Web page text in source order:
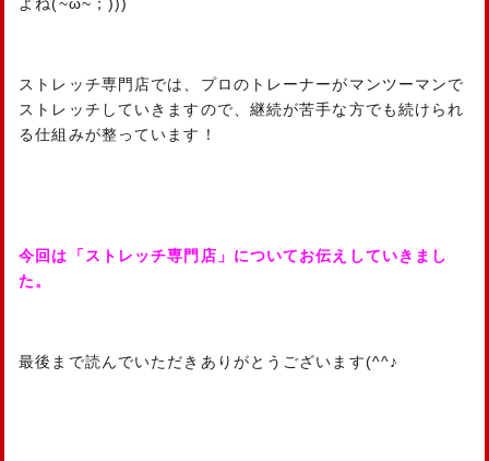
よね(~ω~；)))
ストレッチ専門店では、プロのトレーナーがマンツーマンで
ストレッチしていきますので、継続が苦手な方でも続けられ
る仕組みが整っています！
今回は「ストレッチ専門店」についてお伝えしていきまし
た。
最後まで読んでいただきありがとうございます(^^♪